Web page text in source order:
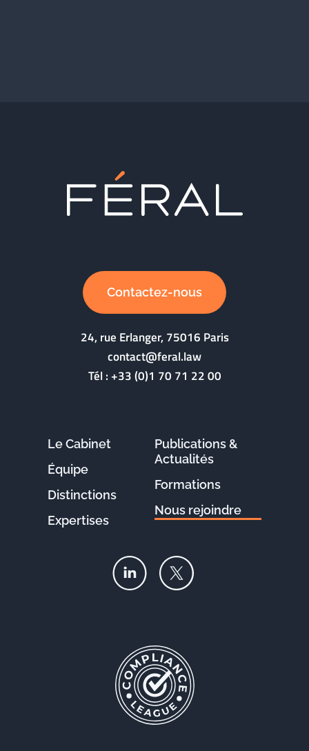
Contactez-nous
24, rue Erlanger, 75016 Paris
contact@feral.law
Tél :+33 (0)1 70 71 22 00
Le Cabinet
Équipe
Distinctions
Expertises
Publications &
Actualités
Formations
Nous rejoindre